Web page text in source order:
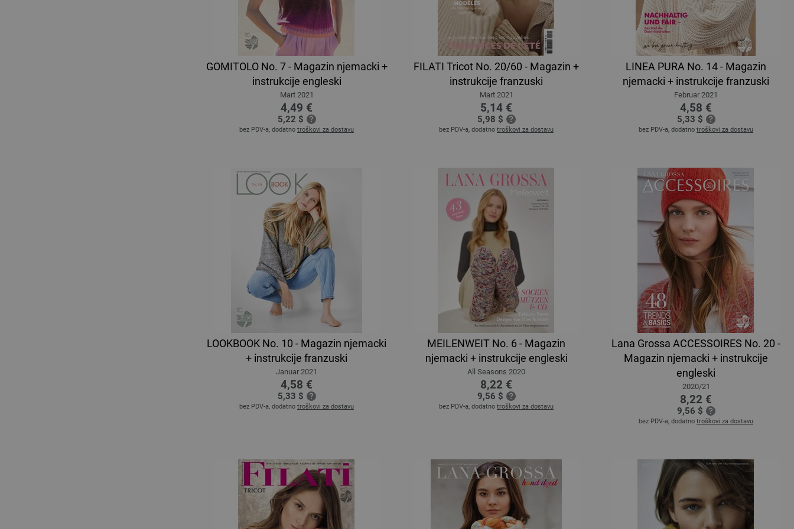
GOMITOLO No. 7 - Magazin njemacki +
instrukcije engleski
Mart 2021
4,49 €
5,22 $
bez PDV-a, dodatno troškovi za dostavu
FILATI Tricot No. 20/60 - Magazin +
instrukcije franzuski
Mart 2021
5,14 €
5,98 $
bez PDV-a, dodatno troškovi za dostavu
LINEA PURA No. 14 - Magazin
njemacki + instrukcije franzuski
Februar 2021
4,58 €
5,33 $
bez PDV-a, dodatno troškovi za dostavu
LOOKBOOK No. 10 - Magazin njemacki
+ instrukcije franzuski
Januar 2021
4,58 €
5,33 $
bez PDV-a, dodatno troškovi za dostavu
MEILENWEIT No. 6 - Magazin
njemacki + instrukcije engleski
All Seasons 2020
8,22 €
9,56 $
bez PDV-a, dodatno troškovi za dostavu
Lana Grossa ACCESSOIRES No. 20 -
Magazin njemacki + instrukcije
engleski
2020/21
8,22 €
9,56 $
bez PDV-a, dodatno troškovi za dostavu